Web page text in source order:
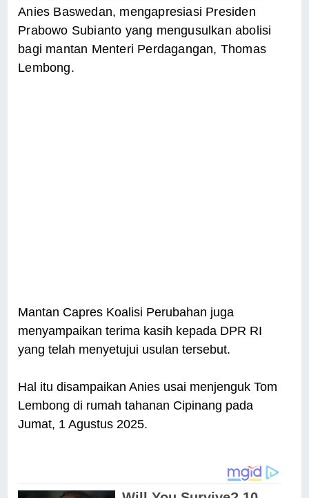
Anies Baswedan, mengapresiasi Presiden
Prabowo Subianto yang mengusulkan abolisi
bagi mantan Menteri Perdagangan, Thomas
Lembong.
Mantan Capres Koalisi Perubahan juga
menyampaikan terima kasih kepada DPR RI
yang telah menyetujui usulan tersebut.
Hal itu disampaikan Anies usai menjenguk Tom
Lembong di rumah tahanan Cipinang pada
Jumat, 1 Agustus 2025.